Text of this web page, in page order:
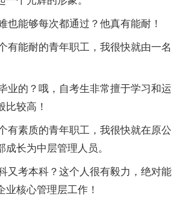
能够每次都通过？他真有能耐！
有能耐的青年职工，我很快就由一名
的？哦，自考生非常擅于学习和运
比较高！
有素质的青年职工，我很快就在原公
长为中层管理人员。
考本科？这个人很有毅力，绝对能
核心管理层工作！